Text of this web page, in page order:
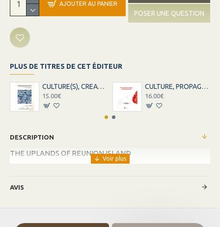
AJOUTER AU PANIER
POSER UNE QUESTION
PLUS DE TITRES DE CET ÉDITEUR
CULTURE(S), CREATION ET IDENTITES
15.00€
CULTURE, PROPAGANDE ET MILITANTISME
16.00€
DESCRIPTION
THE UPLANDS OF REUNION ISLAND
AVIS